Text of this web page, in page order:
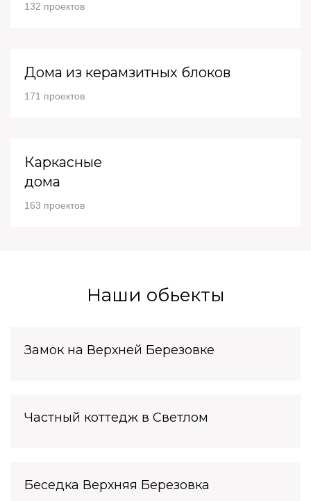
132 проектов
Дома из керамзитных блоков
171 проектов
Каркасные
дома
163 проектов
Наши обьекты
Замок на Верхней Березовке
Частный коттедж в Светлом
Беседка Верхняя Березовка